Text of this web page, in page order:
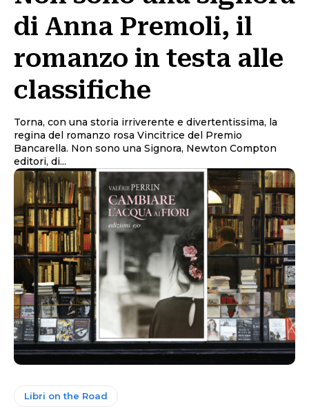
di Anna Premoli, il
romanzo in testa alle
classifiche
Torna, con una storia irriverente e divertentissima, la
regina del romanzo rosa Vincitrice del Premio
Bancarella. Non sono una Signora, Newton Compton
editori, di...
Libri on the Road